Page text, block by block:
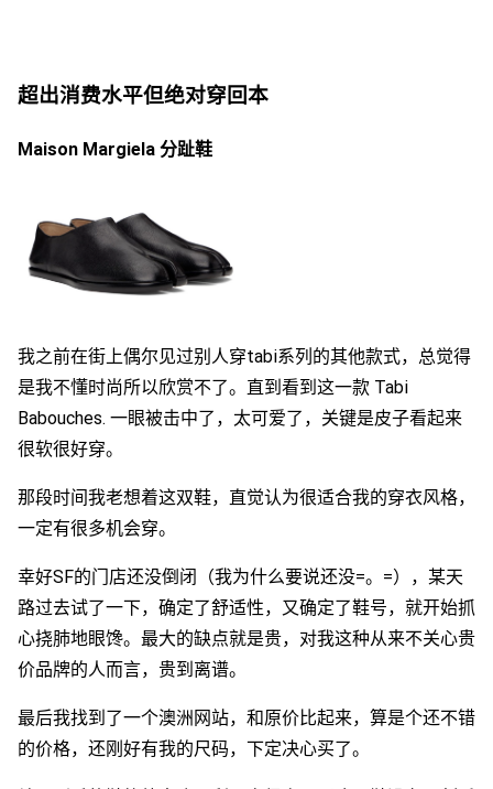
超出消费水平但绝对穿回本
Maison Margiela 分趾鞋
我之前在街上偶尔见过别人穿tabi系列的其他款式，总觉得
是我不懂时尚所以欣赏不了。直到看到这一款 Tabi
Babouches. 一眼被击中了，太可爱了，关键是皮子看起来
很软很好穿。
那段时间我老想着这双鞋，直觉认为很适合我的穿衣风格，
一定有很多机会穿。
幸好SF的门店还没倒闭（我为什么要说还没=。=），某天
路过去试了一下，确定了舒适性，又确定了鞋号，就开始抓
心挠肺地眼馋。最大的缺点就是贵，对我这种从来不关心贵
价品牌的人而言，贵到离谱。
最后我找到了一个澳洲网站，和原价比起来，算是个还不错
的价格，还刚好有我的尺码，下定决心买了。